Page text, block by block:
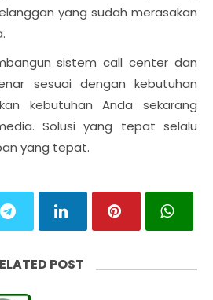
yang sudah merasakan
sistem call center dan
sesuai dengan kebutuhan
kebutuhan Anda sekarang
Solusi yang tepat selalu
yang tepat.
POST